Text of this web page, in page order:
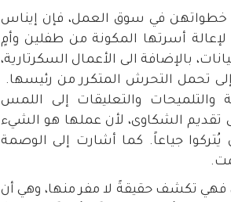
خطواتهن في سوق العمل، فإن إيناس
أسرتها المكونة من طفلين وأمٍ
بالإضافة الى الأعمال السكرتارية،
تحمل التحرش المتكرر من رئيسها.
والتلميحات والتعليقات إلى اللمس
تقديم الشكاوى، لأن عملها هو الشيء
يُتركوا جياعاً. كما أشارت إلى الوصمة
فهي تكشف حقيقةً لا مفر منها، وهي أن